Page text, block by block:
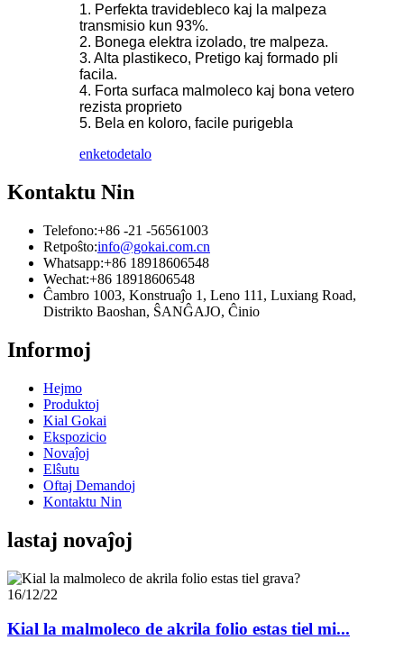
1. Perfekta travidebleco kaj la malpeza
transmisio kun 93%.
2. Bonega elektra izolado, tre malpeza.
3. Alta plastikeco, Pretigo kaj formado pli
facila.
4. Forta surfaca malmoleco kaj bona vetero
rezista proprieto
5. Bela en koloro, facile purigebla
enketodetalo
Kontaktu Nin
Telefono:+86 -21 -56561003
Retpoŝto:info@gokai.com.cn
Whatsapp:+86 18918606548
Wechat:+86 18918606548
Ĉambro 1003, Konstruaĵo 1, Leno 111, Luxiang Road,
Distrikto Baoshan, ŜANĜAJO, Ĉinio
Informoj
Hejmo
Produktoj
Kial Gokai
Ekspozicio
Novaĵoj
Elŝutu
Oftaj Demandoj
Kontaktu Nin
lastaj novaĵoj
16/12/22
Kial la malmoleco de akrila folio estas tiel mi...